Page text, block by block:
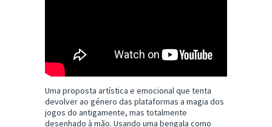
Uma proposta artística e emocional que tenta
devolver ao género das plataformas a magia dos
jogos do antigamente, mas totalmente
desenhado à mão. Usando uma bengala como